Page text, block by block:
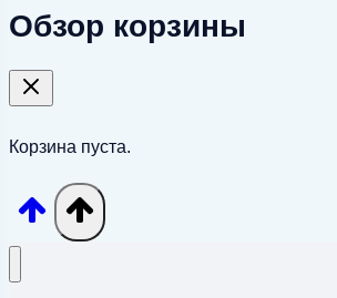
Обзор корзины
Корзина пуста.